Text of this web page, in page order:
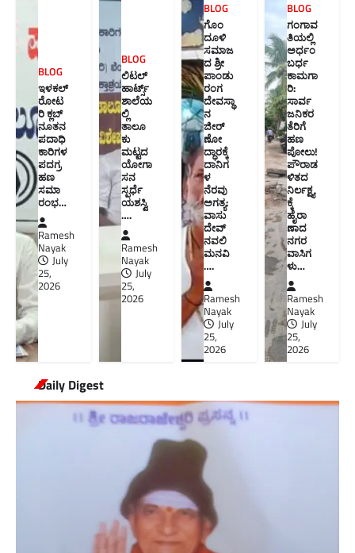
BLOG
ಇಳಕಲ್
ರೋಟ
ರಿ ಕ್ಲಬ್
ನೂತನ‌
ಪದಾಧಿ
ಕಾರಿಗಳ
ಪದಗ್ರ
ಹಣ
ಸಮಾ
ರಂಭ…
Ramesh
Nayak
July
25,
2026
BLOG
ಲಿಟಲ್
ಹಾರ್ಟ್ಸ್
ಶಾಲೆಯ
ಲ್ಲಿ
ತಾಲೂ
ಕು
ಮಟ್ಟದ
ಯೋಗಾ
ಸನ
ಸ್ಪರ್ಧೆ
ಯಶಸ್ವಿ
….
Ramesh
Nayak
July
25,
2026
BLOG
ಗೊಂ
ದೂಳಿ
ಸಮಾಜ
ದ ಶ್ರೀ
ಪಾಂಡು
ರಂಗ
ದೇವಸ್ಥಾ
ನ
ಜೀರ್
ಣೋ
ದ್ಧಾರಕ್ಕೆ
ದಾನಿಗ
ಳ
ನೆರವು
ಅಗತ್ಯ:
ವಾಸು
ದೇವ್
ನವಲಿ
ಮನವಿ​
….
Ramesh
Nayak
July
25,
2026
BLOG
ಗಂಗಾವ
ತಿಯಲ್ಲಿ
ಅರ್ಧಂ
ಬರ್ಧ
ಕಾಮಗಾ
ರಿ:
ಸಾರ್ವ
ಜನಿಕರ
ತೆರಿಗೆ
ಹಣ
ಪೋಲು!
ಪೌರಾಡ
ಳಿತದ
ನಿರ್ಲಕ್ಷ್ಯ
ಕ್ಕೆ
ಹೈರಾ
ಣಾದ
ನಗರ
ವಾಸಿಗ
ಳು​…
Ramesh
Nayak
July
25,
2026
Daily Digest